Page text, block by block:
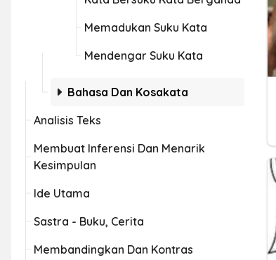
Memadukan Suku Kata
Mendengar Suku Kata
Bahasa Dan Kosakata
Analisis Teks
Membuat Inferensi Dan Menarik
Kesimpulan
Ide Utama
Sastra - Buku, Cerita
Membandingkan Dan Kontras